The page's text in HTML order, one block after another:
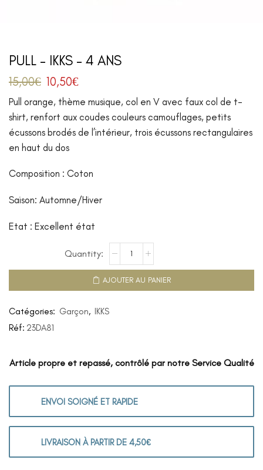
PULL – IKKS – 4 ANS
15,00€ 10,50€
Pull orange, thème musique, col en V avec faux col de t-
shirt, renfort aux coudes couleurs camouflages, petits
écussons brodés de l’intérieur, trois écussons rectangulaires
en haut du dos
Composition : Coton
Saison: Automne/Hiver
Etat : Excellent état
AJOUTER AU PANIER
Catégories: Garçon, IKKS
Réf: 23DA81
Article propre et repassé, contrôlé par notre Service Qualité
ENVOI SOIGNÉ ET RAPIDE
LIVRAISON À PARTIR DE 4,50€